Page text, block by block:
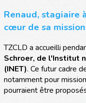
Renaud, stagiaire
cœur de sa mission
TZCLD a accueilli
Schroer, de l'Institut
(INET). Ce futur cadre
notamment pour
pourraient être